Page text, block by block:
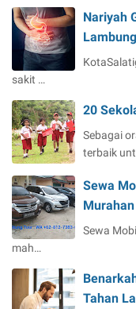
Nariyah
Lambung
sakit …
20
Sebagai
terbaik
Sewa
Sewa
mah…
Tahan